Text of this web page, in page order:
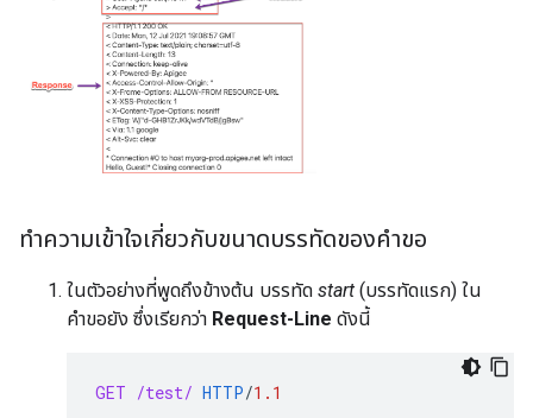
ทำความเข้าใจเกี่ยวกับขนาดบรรทัดของคำขอ
ในตัวอย่างที่พูดถึงข้างต้น บรรทัด start (บรรทัดแรก) ใน
คำขอยัง ซึ่งเรียกว่า Request-Line ดังนี้
GET /test/ HTTP/1.1